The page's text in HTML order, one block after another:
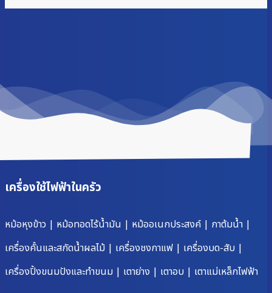
เครื่องใช้ไฟฟ้าในครัว
หม้อหุงข้าว | หม้อทอดไร้น้ำมัน | หม้ออเนกประสงค์ | กาต้มน้ำ |
เครื่องคั้นและสกัดน้ำผลไม้ | เครื่องชงกาแฟ | เครื่องบด-สับ |
เครื่องปิ้งขนมปังและทำขนม | เตาย่าง | เตาอบ | เตาแม่เหล็กไฟฟ้า